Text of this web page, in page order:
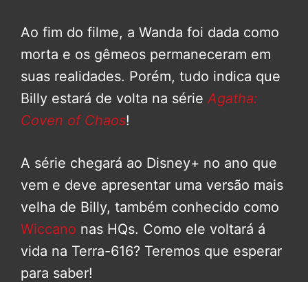
Ao fim do filme, a Wanda foi dada como
morta e os gêmeos permaneceram em
suas realidades. Porém, tudo indica que
Billy estará de volta na série Agatha:
Coven of Chaos!
A série chegará ao Disney+ no ano que
vem e deve apresentar uma versão mais
velha de Billy, também conhecido como
Wiccano nas HQs. Como ele voltará á
vida na Terra-616? Teremos que esperar
para saber!